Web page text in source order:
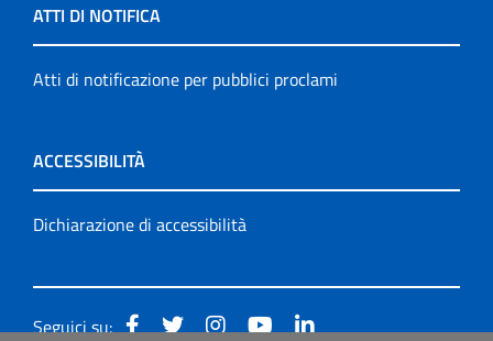
ATTI DI NOTIFICA
Atti di notificazione per pubblici proclami
ACCESSIBILITÀ
Dichiarazione di accessibilità
Seguici su: